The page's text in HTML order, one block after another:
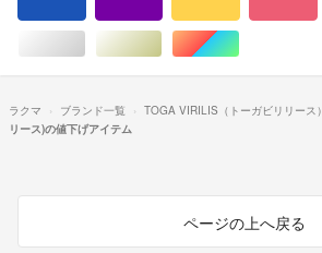
シルバー/銀色系ゴールド/金色系マルチカラー
ラクマ ブランド一覧 TOGA VIRILIS（トーガビリリース）
リース)の値下げアイテム
ページの上へ戻る